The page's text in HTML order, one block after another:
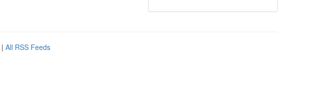
| All RSS Feeds